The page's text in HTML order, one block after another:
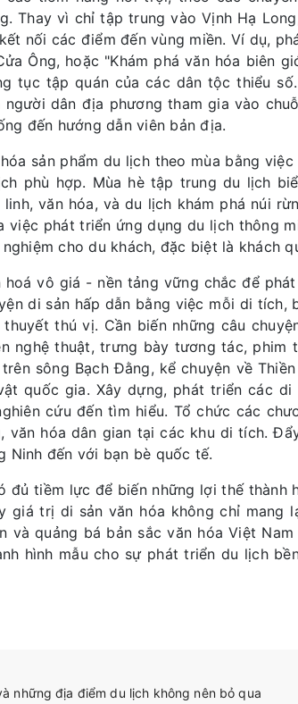
Thay vì chỉ tập trung vào Vịnh Hạ
nối các điểm đến vùng miền. Ví dụ,
Ông, hoặc "Khám phá văn hóa biên
tục tập quán của các dân tộc thiểu
người dân địa phương tham gia vào
đến hướng dẫn viên bản địa.
sản phẩm du lịch theo mùa bằng
phù hợp. Mùa hè tập trung du lịch
văn hóa, và du lịch khám phá núi
việc phát triển ứng dụng du lịch thông
cho du khách, đặc biệt là khách
hoá vô giá - nền tảng vững chắc để
di sản hấp dẫn bằng việc mỗi di tích,
thú vị. Cần biến những câu
nghệ thuật, trưng bày tương tác, phim
sông Bạch Đằng, kể chuyện về
quốc gia. Xây dựng, phát triển các di
cứu đến tìm hiểu. Tổ chức các
văn hóa dân gian tại các khu di tích.
Ninh đến với bạn bè quốc tế.
đủ tiềm lực để biến những lợi thế thành
giá trị di sản văn hóa không chỉ mang
và quảng bá bản sắc văn hóa Việt
hình mẫu cho sự phát triển du lịch
những địa điểm du lịch không nên bỏ qua